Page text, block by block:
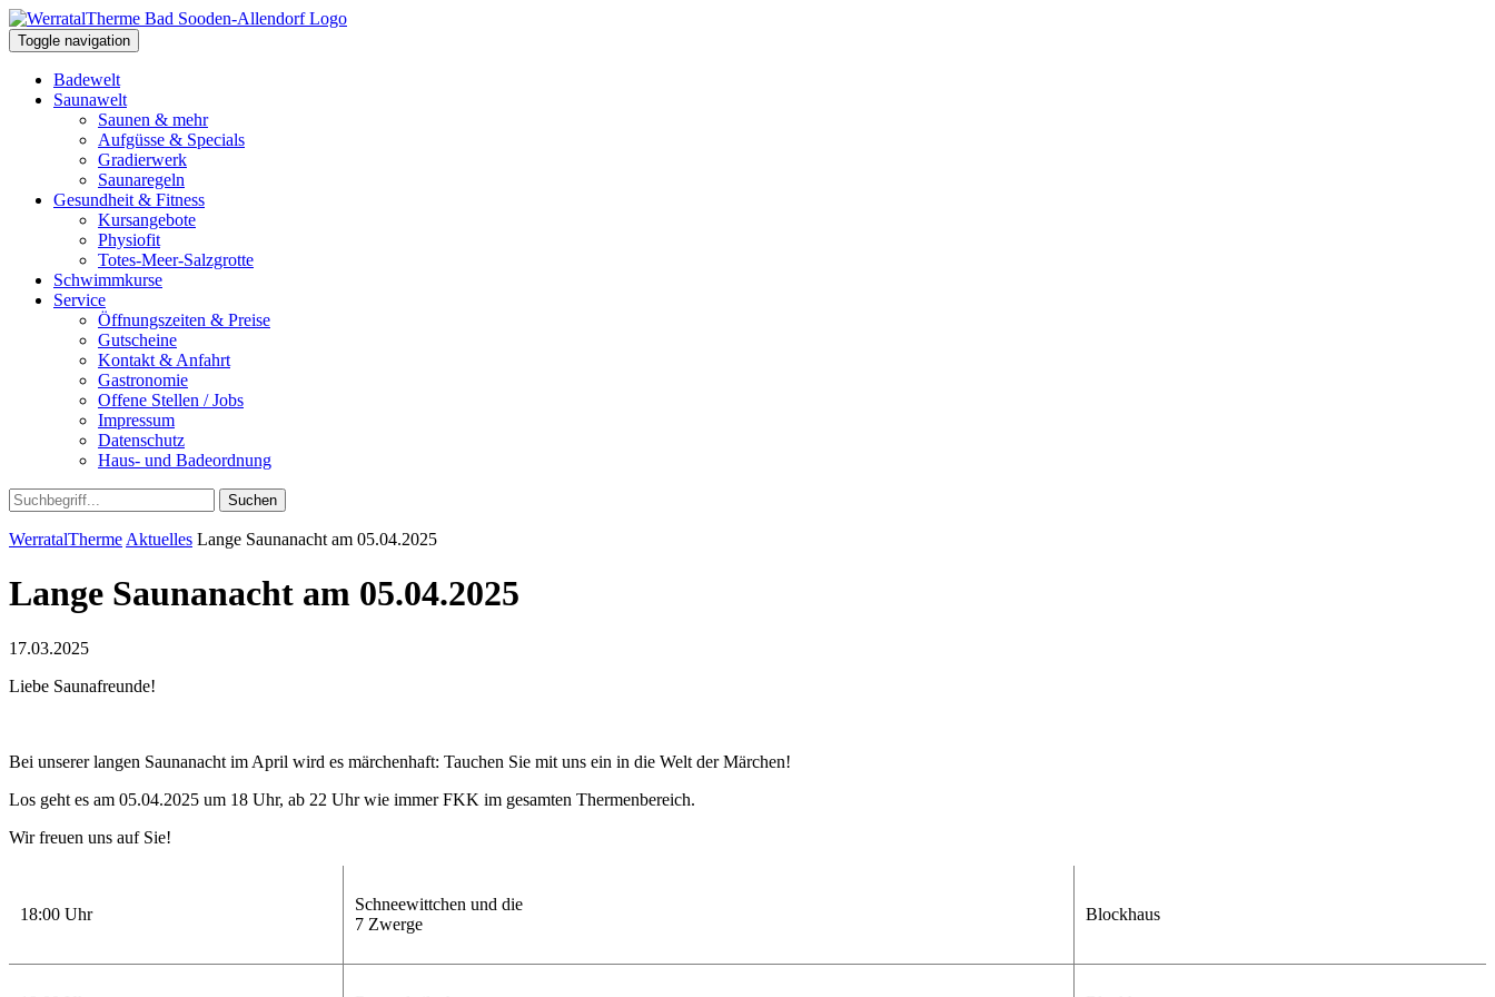
Toggle navigation
Badewelt
Saunawelt
Saunen & mehr
Aufgüsse & Specials
Gradierwerk
Saunaregeln
Gesundheit & Fitness
Kursangebote
Physiofit
Totes-Meer-Salzgrotte
Schwimmkurse
Service
Öffnungszeiten & Preise
Gutscheine
Kontakt & Anfahrt
Gastronomie
Offene Stellen / Jobs
Impressum
Datenschutz
Haus- und Badeordnung
Suchen
WerratalTherme Aktuelles Lange Saunanacht am 05.04.2025
Lange Saunanacht am 05.04.2025
17.03.2025
Liebe Saunafreunde!
Bei unserer langen Saunanacht im April wird es märchenhaft: Tauchen Sie mit uns ein in die Welt der Märchen!
Los geht es am 05.04.2025 um 18 Uhr, ab 22 Uhr wie immer FKK im gesamten Thermenbereich.
Wir freuen uns auf Sie!
18:00 Uhr
Schneewittchen und die
7 Zwerge
Blockhaus